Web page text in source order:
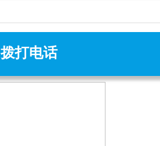
拨打电话